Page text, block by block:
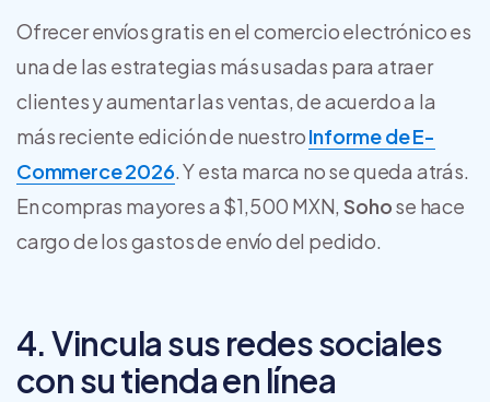
Ofrecer envíos gratis en el comercio electrónico es
una de las estrategias más usadas para atraer
clientes y aumentar las ventas, de acuerdo a la
más reciente edición de nuestroInforme de E-
Commerce 2026. Y esta marca no se queda atrás.
En compras mayores a $1,500 MXN,Sohose hace
cargo de los gastos de envío del pedido.
4. Vincula sus redes sociales
con su tienda en línea